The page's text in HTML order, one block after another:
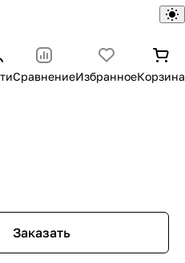
СравнениеИзбранноеКорзина
Заказать